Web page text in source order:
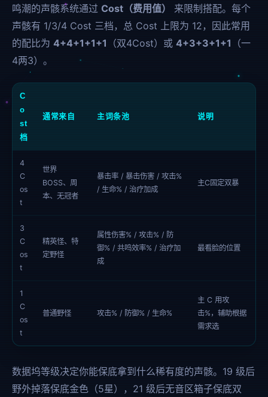
鸣潮的声骸系统通过 Cost（费用值）
来限制搭配。每个
声骸有 1/3/4 Cost 三档，总 Cost 上限为 12，因此常用
的配比为 4+4+1+1+1 （双4Cost）或 4+3+3+1+1 （一
4两3）。
C
o
st
档
通常来自 主词条池 说明
4
C
os
t
世界
BOSS、周
本、无冠者
暴击率 / 暴击伤害 / 攻击%
/ 生命% / 治疗加成
主C固定双暴
3
C
os
t
精英怪、特
定野怪
属性伤害% / 攻击% / 防
御% / 共鸣效率% / 治疗加
成
最看脸的位置
1
C
os
t
普通野怪 攻击% / 防御% / 生命%
主 C 用攻
击%，辅助根据
需求选
数据坞等级决定你能保底拿到什么稀有度的声骸。19 级后
野外掉落保底金色（5星），21 级后无音区箱子保底双